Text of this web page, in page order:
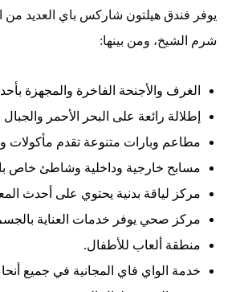
يوفر فندق هيلتون شاركس باي العديد من
شرم الشيخ، ومن بينها:
الغرف والأجنحة الفاخرة والمجهزة
إطلالة رائعة على البحر الأحمر
مطاعم وبارات متنوعة تقدم مأكولات
مسابح خارجية وداخلية وشاطئ خاص
مركز لياقة بدنية يحتوي على أحدث
مركز صحي يوفر خدمات العناية
منطقة ألعاب للأطفال.
خدمة الواي فاي المجانية في جميع